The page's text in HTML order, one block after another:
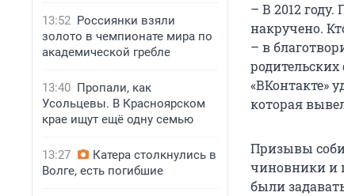
13:52 Россиянки взяли
золото в чемпионате мира по
академической гребле
13:40 Пропали, как
Усольцевы. В Красноярском
крае ищут ещё одну семью
13:27
Катера столкнулись в
Волге, есть погибшие
– В 2012
накручено.
– в
«ВКонтакте»
которая
Призывы
чиновники и
были